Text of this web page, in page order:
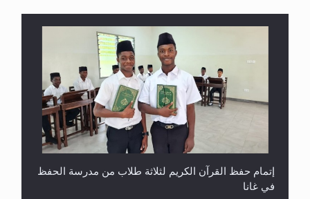
إتمام حفظ القرآن الكريم لثلاثة طلاب من مدرسة الحفظ
في غانا